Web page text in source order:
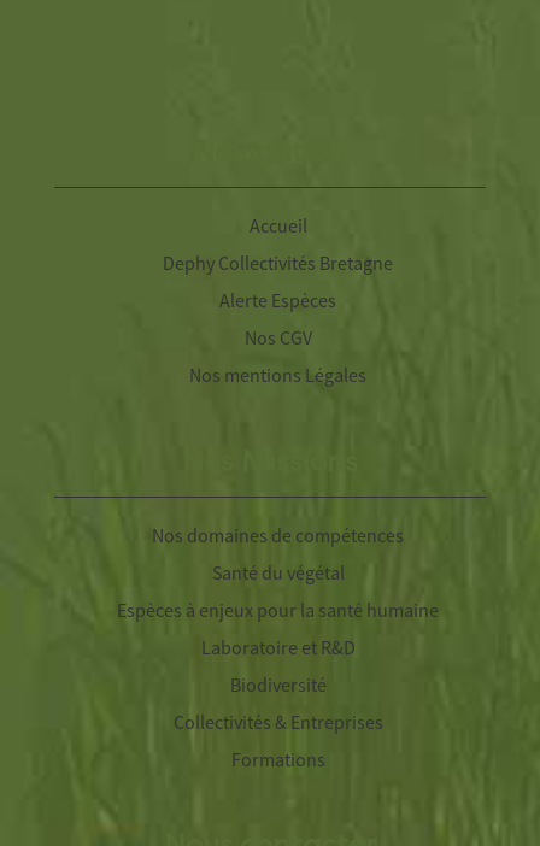
Accueil
Dephy Collectivités Bretagne
Alerte Espèces
Nos CGV
Nos mentions Légales
Nos domaines de compétences
Santé du végétal
Espèces à enjeux pour la santé humaine
Laboratoire et R&D
Biodiversité
Collectivités & Entreprises
Formations